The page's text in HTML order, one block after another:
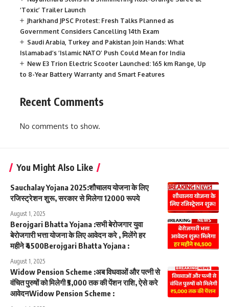
‘Toxic’ Trailer Launch
Jharkhand JPSC Protest: Fresh Talks Planned as
Government Considers Cancelling 14th Exam
Saudi Arabia, Turkey and Pakistan Join Hands: What
Islamabad’s ‘Islamic NATO’ Push Could Mean for India
New E3 Trion Electric Scooter Launched: 165 km Range, Up
to 8-Year Battery Warranty and Smart Features
Recent Comments
No comments to show.
You Might Also Like
Sauchalay Yojana 2025:शौचालय योजना के लिए
रजिस्ट्रेशन शुरू, सरकार से मिलेगा 12000 रूपये
August 1, 2025
Berojgari Bhatta Yojana :सभी बेरोजगार युवा
बेरोजगारी भत्ता योजना के लिए आवेदन करे , मिलेंगे हर
महीने ₹4500Berojgari Bhatta Yojana :
August 1, 2025
Widow Pension Scheme :अब विधवाओं और पत्नी से
वंचित पुरुषों को मिलेगी ₹5,000 तक की पेंशन राशि, ऐसे करे
आवेदनWidow Pension Scheme :